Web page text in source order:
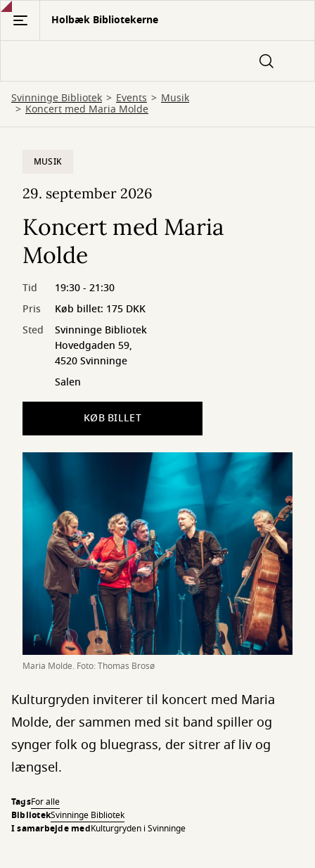
Gå
hovedindhold
Holbæk Bibliotekerne
Svinninge Bibliotek Events Musik
Koncert med Maria Molde
Maria Molde. Foto: Thomas Brosø
MUSIK
29. september 2026
Koncert med Maria
Molde
Tid
19:30 - 21:30
Pris
Køb billet: 175 DKK
Sted
Svinninge Bibliotek
Hovedgaden 59,
4520 Svinninge
Salen
KØB BILLET
Kulturgryden inviterer til koncert med Maria
Molde, der sammen med sit band spiller og
synger folk og bluegrass, der sitrer af liv og
længsel.
TagsFor alle
BibliotekSvinninge Bibliotek
I samarbejde medKulturgryden i Svinninge